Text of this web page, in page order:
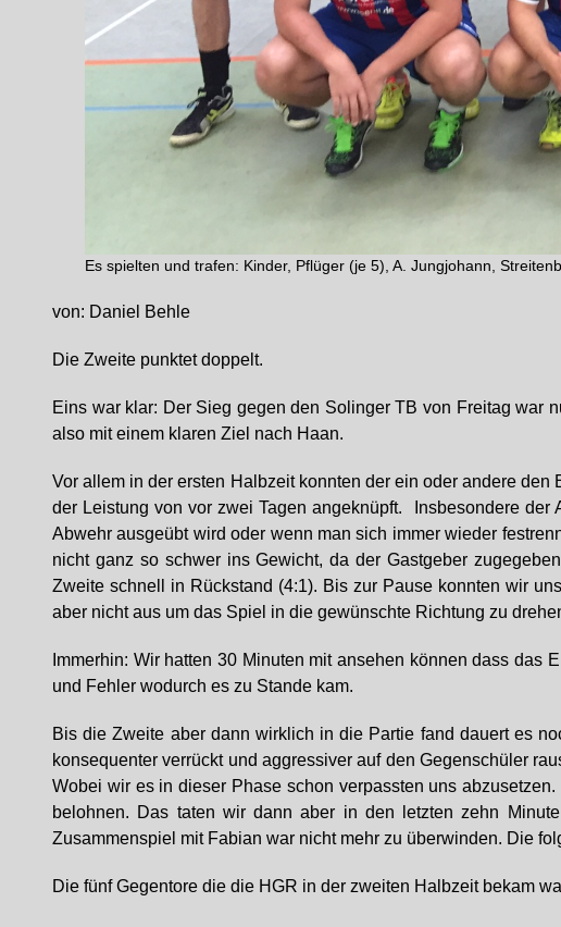
Es spielten und trafen: Kinder, Pflüger (je 5), A. Jungjohann,
von: Daniel Behle
Die Zweite punktet doppelt.
Eins war klar: Der Sieg gegen den Solinger TB von Freitag war
also mit einem klaren Ziel nach Haan.
Vor allem in der ersten Halbzeit konnten der ein oder andere
der Leistung von vor zwei Tagen angeknüpft. Insbesondere
Abwehr ausgeübt wird oder wenn man sich immer wieder
nicht ganz so schwer ins Gewicht, da der Gastgeber
Zweite schnell in Rückstand (4:1). Bis zur Pause konnten wir
aber nicht aus um das Spiel in die gewünschte Richtung zu
Immerhin: Wir hatten 30 Minuten mit ansehen können dass
und Fehler wodurch es zu Stande kam.
Bis die Zweite aber dann wirklich in die Partie fand dauert es
konsequenter verrückt und aggressiver auf den Gegenschüler
Wobei wir es in dieser Phase schon verpassten uns
belohnen. Das taten wir dann aber in den letzten zehn
Zusammenspiel mit Fabian war nicht mehr zu überwinden. Die
Die fünf Gegentore die die HGR in der zweiten Halbzeit bekam